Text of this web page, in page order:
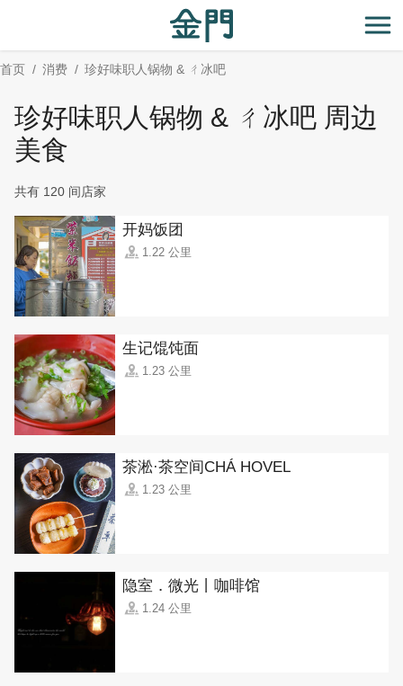
主
要
开
首页 消费 珍好味职人锅物 & ㄔ冰吧
珍好味职人锅物 & ㄔ冰吧 周边
美食
共有 120 间店家
开妈饭团
1.22 公里
生记馄饨面
1.23 公里
茶淞·茶空间CHÁ HOVEL
1.23 公里
隐室．微光丨咖啡馆
1.24 公里